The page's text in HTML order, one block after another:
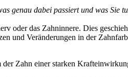
genau dabei passiert und was Sie
oder das Zahninnere. Dies
und Veränderungen in der
Zahn einer starken